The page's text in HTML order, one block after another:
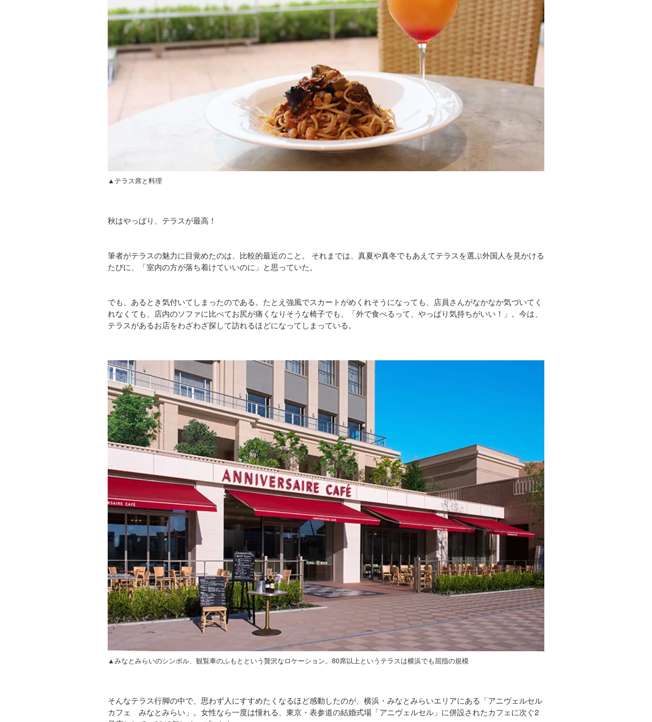
▲テラス席と料理
秋はやっぱり、テラスが最高！
筆者がテラスの魅力に目覚めたのは、比較的最近のこと。 それまでは、真夏や真冬でもあえてテラスを選ぶ外国人を見かける
たびに、「室内の方が落ち着けていいのに」と思っていた。
でも、あるとき気付いてしまったのである。たとえ強風でスカートがめくれそうになっても、店員さんがなかなか気づいてく
れなくても、店内のソファに比べてお尻が痛くなりそうな椅子でも、「外で食べるって、やっぱり気持ちがいい！」。今は、
テラスがあるお店をわざわざ探して訪れるほどになってしまっている。
▲みなとみらいのシンボル、観覧車のふもとという贅沢なロケーション。80席以上というテラスは横浜でも屈指の規模
そんなテラス行脚の中で、思わず人にすすめたくなるほど感動したのが、横浜・みなとみらいエリアにある「アニヴェルセル
カフェ みなとみらい」。女性なら一度は憧れる、東京・表参道の結婚式場「アニヴェルセル」に併設されたカフェに次ぐ2